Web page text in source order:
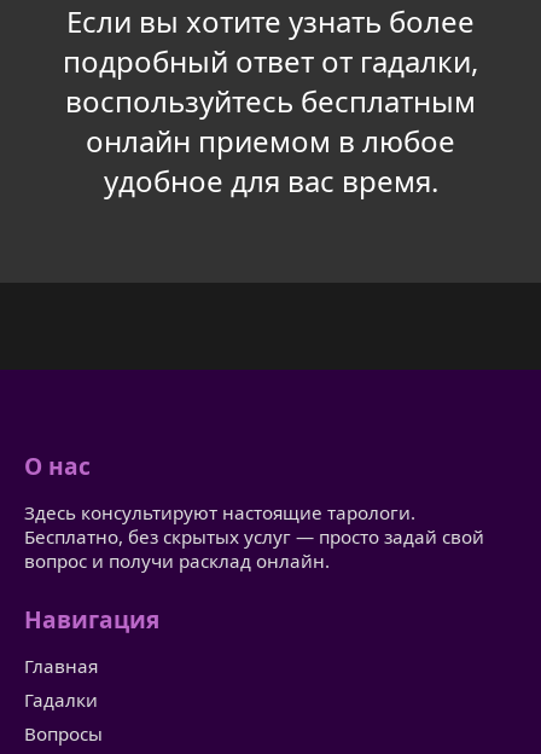
Если вы хотите узнать более
подробный ответ от гадалки,
воспользуйтесь бесплатным
онлайн приемом в любое
удобное для вас время.
О нас
Здесь консультируют настоящие тарологи.
Бесплатно, без скрытых услуг — просто задай свой
вопрос и получи расклад онлайн.
Навигация
Главная
Гадалки
Вопросы